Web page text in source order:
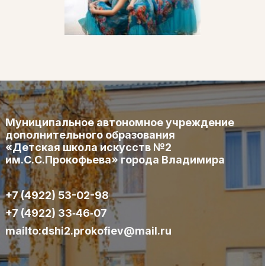
Муниципальное автономное учреждение
дополнительного образования
«Детская школа искусств №2
им.С.С.Прокофьева» города Владимира
+7 (4922) 53-02-98
+7 (4922) 33‑46‑07
mailto:dshi2.prokofiev@mail.ru